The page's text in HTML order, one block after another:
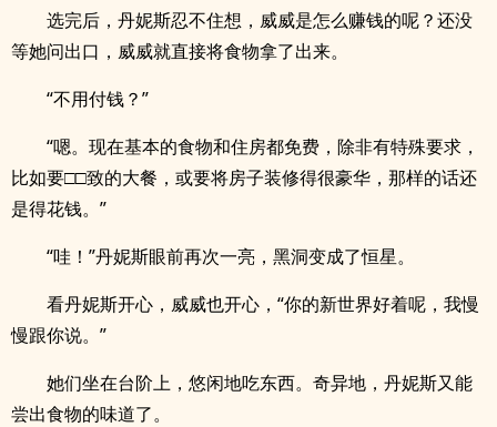
选完后，丹妮斯忍不住想，威威是怎么赚钱的呢？还没
等她问出口，威威就直接将食物拿了出来。
“不用付钱？”
“嗯。现在基本的食物和住房都免费，除非有特殊要求，
比如要□□致的大餐，或要将房子装修得很豪华，那样的话还
是得花钱。”
“哇！”丹妮斯眼前再次一亮，黑洞变成了恒星。
看丹妮斯开心，威威也开心，“你的新世界好着呢，我慢
慢跟你说。”
她们坐在台阶上，悠闲地吃东西。奇异地，丹妮斯又能
尝出食物的味道了。